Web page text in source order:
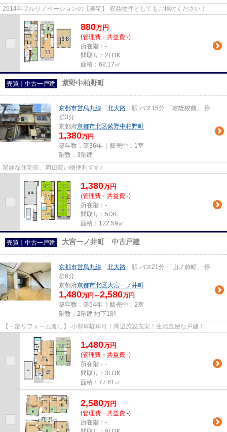
2014年フルリノベーションの【美宅】 収益物件としてもご検討ください！
880万円
(管理費・共益費 -)
所在階：-
間取り：2LDK
面積：68.17㎡
売買｜中古一戸建 紫野中柏野町
京都市営烏丸線 「 北大路 」駅 バス15分 「乾隆校前」 停
歩3分
京都府京都市北区紫野中柏野町
1,380万円
築年数：築36年 ｜販売中： 1室
階数：3階建
閑静な住宅街、周辺買い物便利です♪
1,380万円
(管理費・共益費 -)
所在階：-
間取り：5DK
面積：122.59㎡
売買｜中古一戸建 大宮一ノ井町 中古戸建
京都市営烏丸線 「 北大路 」駅 バス21分 「山ノ前町」 停
歩6分
京都府京都市北区大宮一ノ井町
1,480万円～2,580万円
築年数：築54年 ｜販売中： 2室
階数：2階建 地下1階
【一部リフォーム渡し】 小型車駐車可！周辺施設充実！生活至便な戸建！
1,480万円
(管理費・共益費 -)
所在階：-
間取り：3LDK
面積：77.61㎡
2,580万円
(管理費・共益費 -)
所在階：-